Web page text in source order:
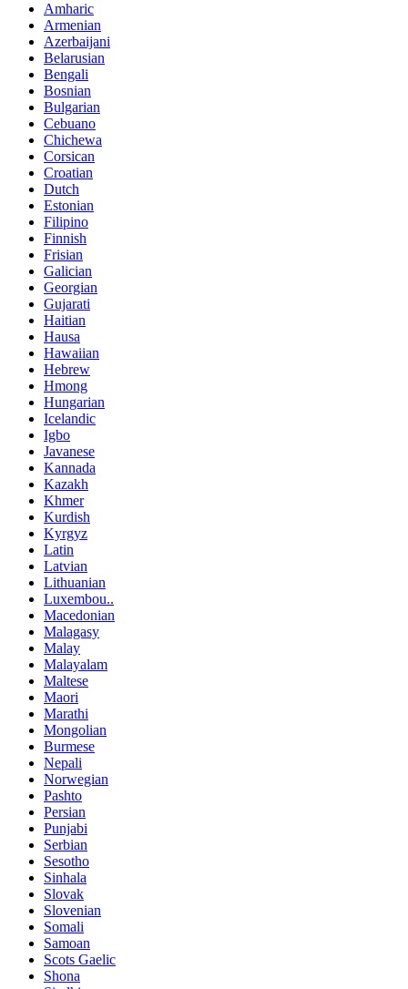
Amharic
Armenian
Azerbaijani
Belarusian
Bengali
Bosnian
Bulgarian
Cebuano
Chichewa
Corsican
Croatian
Dutch
Estonian
Filipino
Finnish
Frisian
Galician
Georgian
Gujarati
Haitian
Hausa
Hawaiian
Hebrew
Hmong
Hungarian
Icelandic
Igbo
Javanese
Kannada
Kazakh
Khmer
Kurdish
Kyrgyz
Latin
Latvian
Lithuanian
Luxembou..
Macedonian
Malagasy
Malay
Malayalam
Maltese
Maori
Marathi
Mongolian
Burmese
Nepali
Norwegian
Pashto
Persian
Punjabi
Serbian
Sesotho
Sinhala
Slovak
Slovenian
Somali
Samoan
Scots Gaelic
Shona